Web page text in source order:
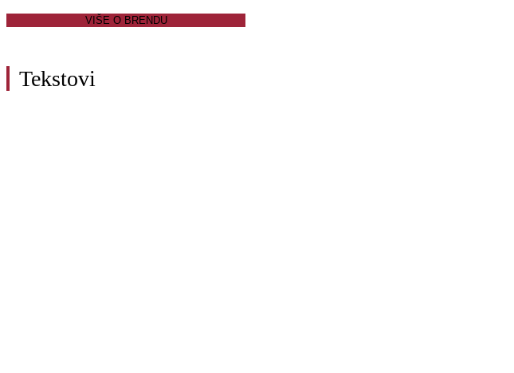
VIŠE O BRENDU
Tekstovi